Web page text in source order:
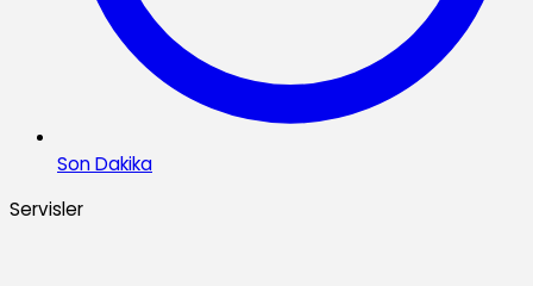
Son Dakika
Servisler